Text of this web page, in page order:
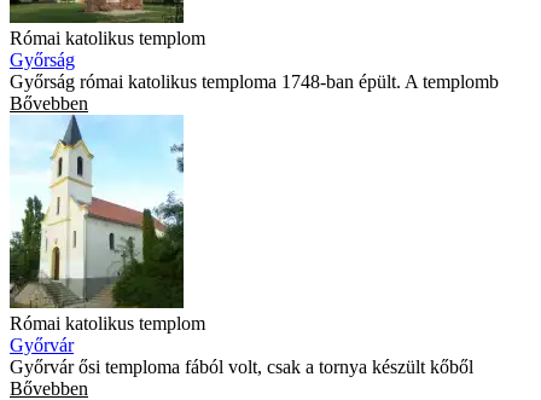
Római katolikus templom
Győrság
Győrság római katolikus temploma 1748-ban épült. A templomb
Bővebben
Római katolikus templom
Győrvár
Győrvár ősi temploma fából volt, csak a tornya készült kőből
Bővebben